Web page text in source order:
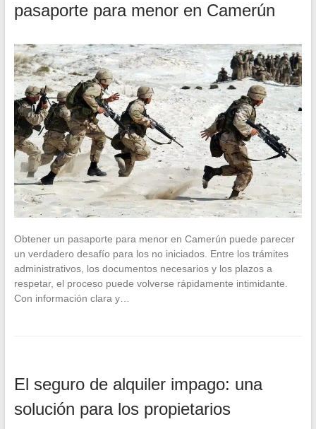
pasaporte para menor en Camerún
Obtener un pasaporte para menor en Camerún puede parecer
un verdadero desafío para los no iniciados. Entre los trámites
administrativos, los documentos necesarios y los plazos a
respetar, el proceso puede volverse rápidamente intimidante.
Con información clara y…
El seguro de alquiler impago: una
solución para los propietarios